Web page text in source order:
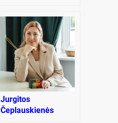
Jurgitos
Čeplauskienės